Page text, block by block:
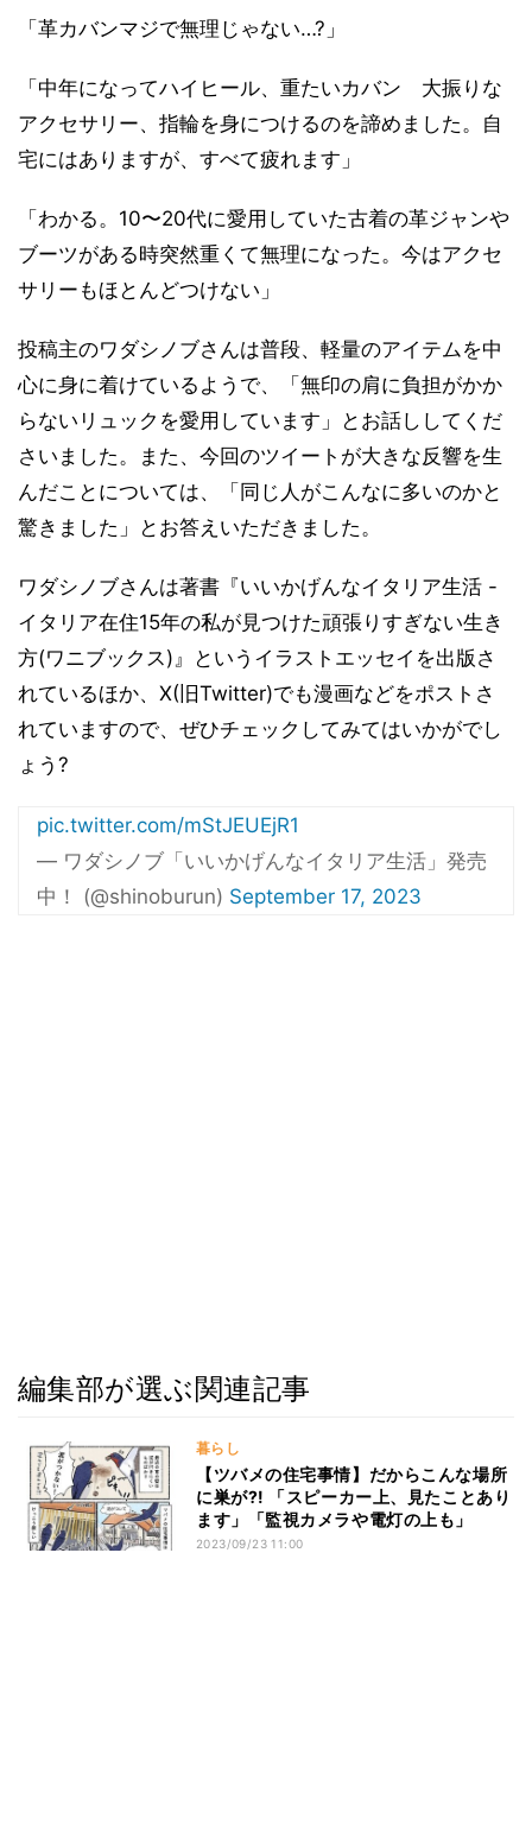
「革カバンマジで無理じゃない…?」
「中年になってハイヒール、重たいカバン 大振りな
アクセサリー、指輪を身につけるのを諦めました。自
宅にはありますが、すべて疲れます」
「わかる。10〜20代に愛用していた古着の革ジャンや
ブーツがある時突然重くて無理になった。今はアクセ
サリーもほとんどつけない」
投稿主のワダシノブさんは普段、軽量のアイテムを中
心に身に着けているようで、「無印の肩に負担がかか
らないリュックを愛用しています」とお話ししてくだ
さいました。また、今回のツイートが大きな反響を生
んだことについては、「同じ人がこんなに多いのかと
驚きました」とお答えいただきました。
ワダシノブさんは著書『いいかげんなイタリア生活 -
イタリア在住15年の私が見つけた頑張りすぎない生き
方(ワニブックス)』というイラストエッセイを出版さ
れているほか、X(旧Twitter)でも漫画などをポストさ
れていますので、ぜひチェックしてみてはいかがでし
ょう?
pic.twitter.com/mStJEUEjR1
— ワダシノブ「いいかげんなイタリア生活」発売
中！ (@shinoburun) September 17, 2023
編集部が選ぶ関連記事
暮らし
【ツバメの住宅事情】だからこんな場所
に巣が?! 「スピーカー上、見たことあり
ます」「監視カメラや電灯の上も」
2023/09/23 11:00